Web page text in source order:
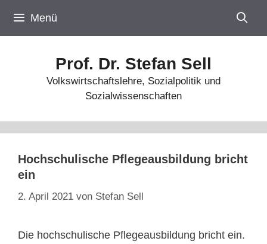
Inhalt
springen
Menü
Prof. Dr. Stefan Sell
Volkswirtschaftslehre, Sozialpolitik und
Sozialwissenschaften
Hochschulische Pflegeausbildung bricht
ein
2. April 2021 von Stefan Sell
Die hochschulische Pflegeausbildung bricht ein.